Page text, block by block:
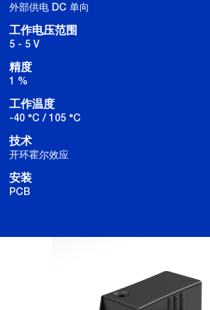
外部供电 DC 单向
工作电压范围
5 - 5 V
精度
1 %
工作温度
-40 °C / 105 °C
技术
开环霍尔效应
安装
PCB